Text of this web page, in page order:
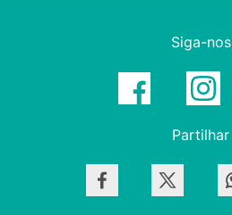
Siga-nos
Partilhar